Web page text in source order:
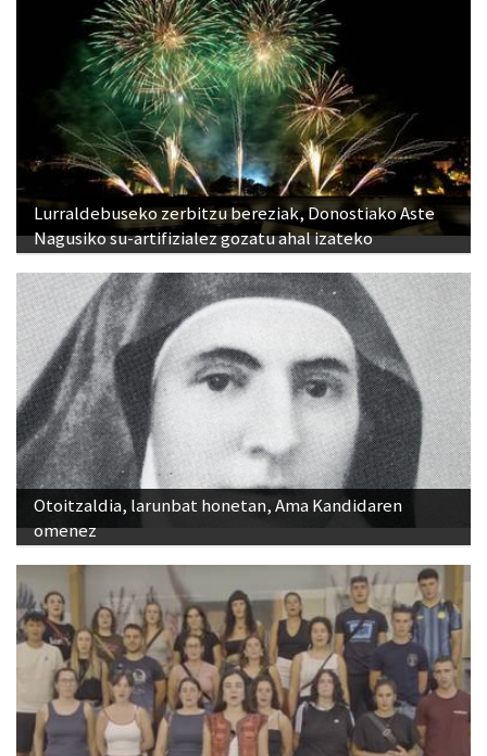
Lurraldebuseko zerbitzu bereziak, Donostiako Aste
Nagusiko su-artifizialez gozatu ahal izateko
Otoitzaldia, larunbat honetan, Ama Kandidaren
omenez